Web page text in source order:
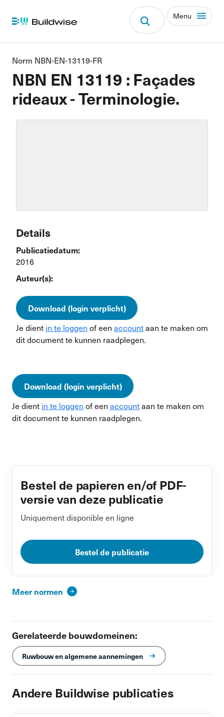
Menu
NBN EN 13119 : Façades
rideaux - Terminologie.
Norm NBN-EN-13119-FR
Details
Publicatiedatum:
2016
Auteur(s):
Download (login verplicht)
Je dient in te loggen of een accountaan te maken om
dit document te kunnen raadplegen.
Download (login verplicht)
Je dient in te loggen of een accountaan te maken om
dit document te kunnen raadplegen.
Bestel de papieren en/of PDF-
versie van deze publicatie
Uniquement disponible en ligne
Bestel de publicatie
Meer normen
Gerelateerde bouwdomeinen:
Ruwbouw en algemene aannemingen
Andere Buildwise publicaties